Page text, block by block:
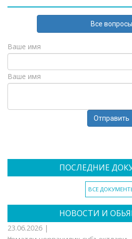
Все вопросы
Ваше имя
Ваше имя
ПОСЛЕДНИЕ
ВСЕ
НОВОСТИ И
23.06.2026 |